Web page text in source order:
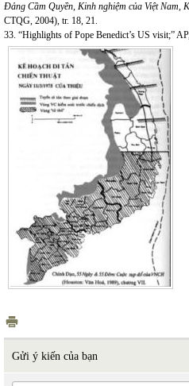
Đảng Cầm Quyền, Kinh nghiệm của ViệtNam,
CTQG, 2004), tr. 18, 21.
33. “Highlights of Pope Benedict’s US visit;”
Gửi ý kiến của bạn